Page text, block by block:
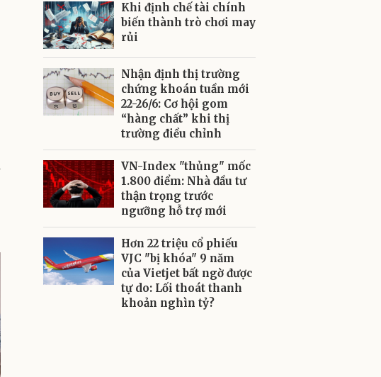
Khi định chế tài chính
biến thành trò chơi may
rủi
Nhận định thị trường
chứng khoán tuần mới
22-26/6: Cơ hội gom
“hàng chất” khi thị
trường điều chỉnh
VN-Index "thủng" mốc
1.800 điểm: Nhà đầu tư
thận trọng trước
ngưỡng hỗ trợ mới
Hơn 22 triệu cổ phiếu
VJC "bị khóa" 9 năm
của Vietjet bất ngờ được
tự do: Lối thoát thanh
khoản nghìn tỷ?